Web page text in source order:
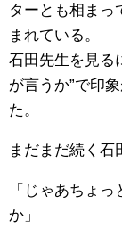
ターとも相まっ
まれている。
石田先生を見る
が言うか”で印
た。
まだまだ続く石
「じゃあちょ
か」